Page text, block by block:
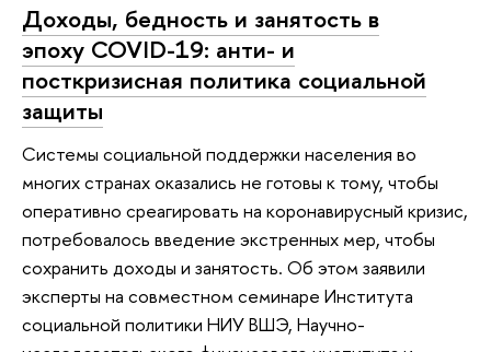
Доходы, бедность и занятость в
эпоху COVID-19: анти- и
посткризисная политика социальной
защиты
Системы социальной поддержки населения во
многих странах оказались не готовы к тому, чтобы
оперативно среагировать на коронавирусный кризис,
потребовалось введение экстренных мер, чтобы
сохранить доходы и занятость. Об этом заявили
эксперты на совместном семинаре Института
социальной политики НИУ ВШЭ, Научно-